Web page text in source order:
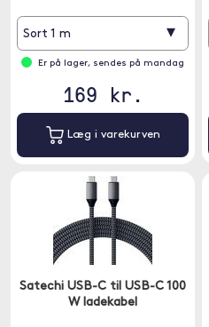
Sort 1 m ▾
Er på lager, sendes på mandag
169 kr.
Læg i varekurven
Satechi USB-C til USB-C 100
W ladekabel